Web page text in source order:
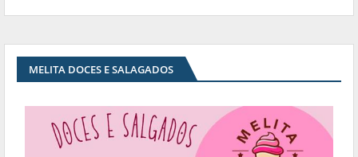
MELITA DOCES E SALAGADOS